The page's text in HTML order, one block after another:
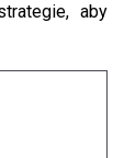
aby